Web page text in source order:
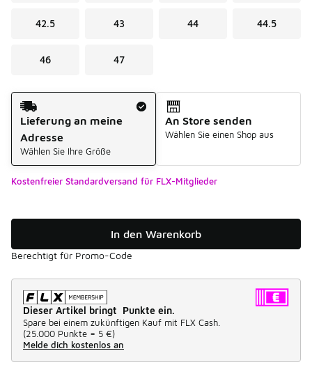
42.5 43 44 44.5
46 47
Versandart
Lieferung an meine
Adresse
Wählen Sie Ihre Größe
An Store senden
Wählen Sie einen Shop aus
Kostenfreier Standardversand für FLX-Mitglieder
In den Warenkorb
Berechtigt für Promo-Code
Dieser Artikel bringt Punkte ein.
Spare bei einem zukünftigen Kauf mit FLX Cash.
(25.000 Punkte = 5 €)
Melde dich kostenlos an